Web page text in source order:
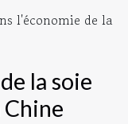
l'économie de la
la soie
Chine